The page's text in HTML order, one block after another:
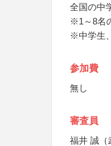
全国の中
※1～8名
※中学生
参加費
無し
審査員
福井 誠（